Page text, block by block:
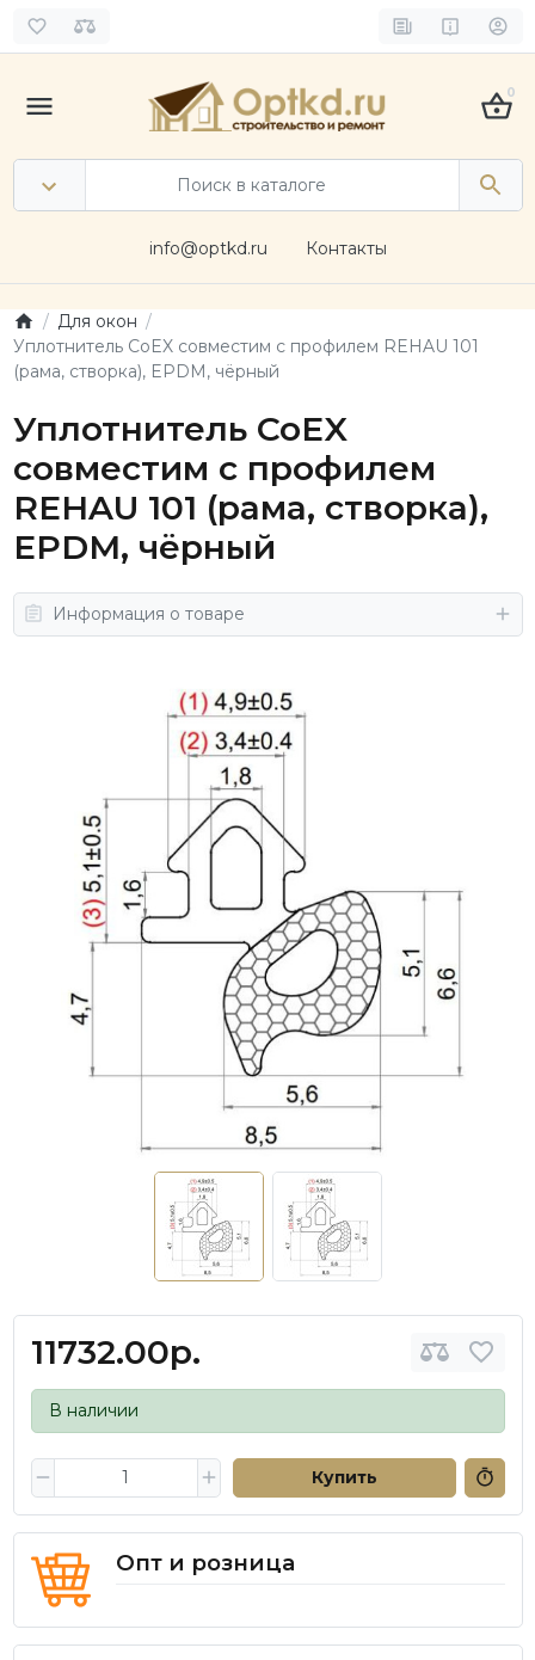
0
info@optkd.ru Контакты
Для окон
Уплотнитель CoEX совместим с профилем REHAU 101
(рама, створка), EPDM, чёрный
Уплотнитель CoEX
совместим с профилем
REHAU 101 (рама, створка),
EPDM, чёрный
Информация о товаре
11732.00р.
В наличии
Купить
Опт и розница